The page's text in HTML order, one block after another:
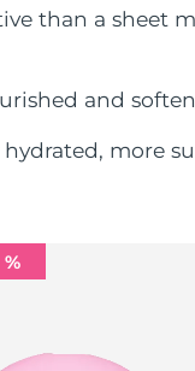
than a sheet
and
more